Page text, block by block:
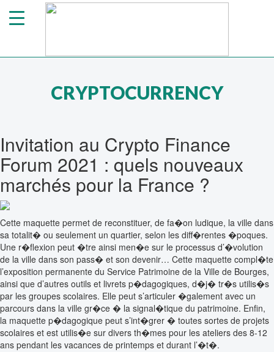
CRYPTOCURRENCY
Invitation au Crypto Finance
Forum 2021 : quels nouveaux
marchés pour la France ?
Cette maquette permet de reconstituer, de fa�on ludique, la ville dans
sa totalit� ou seulement un quartier, selon les diff�rentes �poques.
Une r�flexion peut �tre ainsi men�e sur le processus d’�volution
de la ville dans son pass� et son devenir… Cette maquette compl�te
l’exposition permanente du Service Patrimoine de la Ville de Bourges,
ainsi que d’autres outils et livrets p�dagogiques, d�j� tr�s utilis�s
par les groupes scolaires. Elle peut s’articuler �galement avec un
parcours dans la ville gr�ce � la signal�tique du patrimoine. Enfin,
la maquette p�dagogique peut s’int�grer � toutes sortes de projets
scolaires et est utilis�e sur divers th�mes pour les ateliers des 8-12
ans pendant les vacances de printemps et durant l’�t�.